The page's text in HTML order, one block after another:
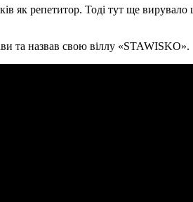
як репетитор. Тоді тут ще вирувало
та назвав свою віллу «STAWISKO».